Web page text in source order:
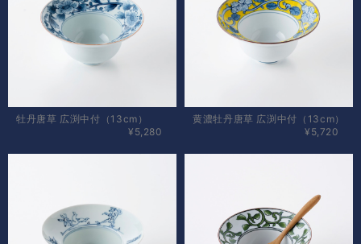
牡丹唐草 広渕中付（13cm）
¥5,280
黄濃牡丹唐草 広渕中付（13cm）
¥5,720